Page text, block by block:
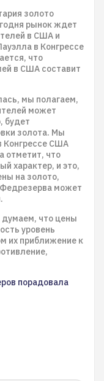
золото
рынок ждет
в США и
в Конгрессе
что
в США составит
мы полагаем,
может
будет
золота. Мы
Конгрессе США
отметит, что
характер, и это,
на золото,
может
что цены
уровень
их приближение к
порадовала